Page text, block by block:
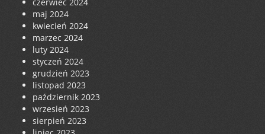
maj 2024
kwiecień 2024
marzec 2024
luty 2024
styczeń 2024
grudzień 2023
listopad 2023
październik 2023
wrzesień 2023
sierpień 2023